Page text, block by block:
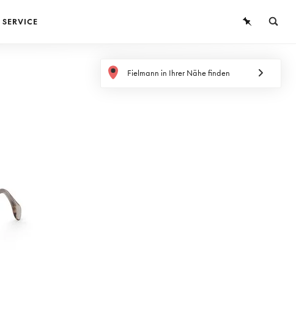
SERVICE
Fielmann in Ihrer Nähe finden